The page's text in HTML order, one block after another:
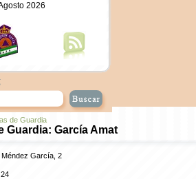
2026
de Guardia
Guardia: García Amat
García, 2